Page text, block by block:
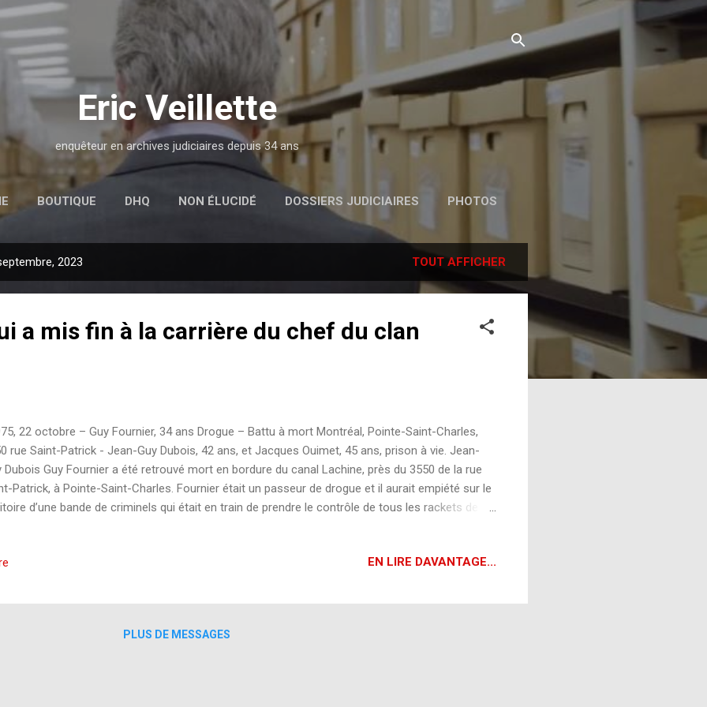
Passer au contenu principal
Eric Veillette
enquêteur en archives judiciaires depuis 34 ans
BOUTIQUE DHQ NON ÉLUCIDÉ DOSSIERS JUDICIAIRES PHOTOS
2023 TOUT AFFICHER
a mis fin à la carrière du chef du clan
22 octobre – Guy Fournier, 34 ans Drogue – Battu à mort Montréal, Pointe-Saint-Charles,
rue Saint-Patrick - Jean-Guy Dubois, 42 ans, et Jacques Ouimet, 45 ans, prison à vie. Jean-
Dubois Guy Fournier a été retrouvé mort en bordure du canal Lachine, près du 3550 de la rue
Patrick, à Pointe-Saint-Charles. Fournier était un passeur de drogue et il aurait empiété sur le
d’une bande de criminels qui était en train de prendre le contrôle de tous les rackets de
du canal, tous les phares éteints mais les essuie-glaces étaient encore en marche. C’est
ont été surpris sur place. Ils ont tenté de fuir, mais on a réussi à les arrêter. Les d...
EN LIRE DAVANTAGE...
PLUS DE MESSAGES